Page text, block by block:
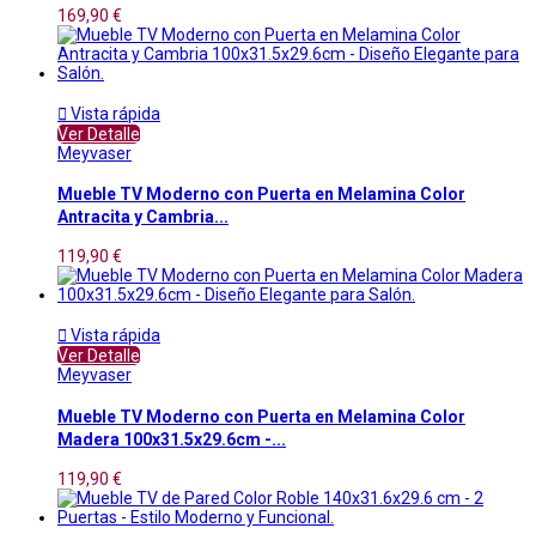
169,90 €
 Vista rápida
Ver Detalle
Meyvaser
Mueble TV Moderno con Puerta en Melamina Color
Antracita y Cambria...
119,90 €
 Vista rápida
Ver Detalle
Meyvaser
Mueble TV Moderno con Puerta en Melamina Color
Madera 100x31.5x29.6cm -...
119,90 €